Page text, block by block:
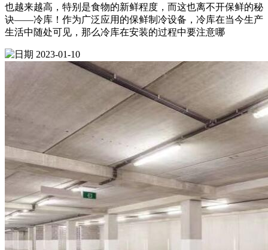
也越来越高，特别是食物的新鲜程度，而这也离不开保鲜的秘
诀——冷库！作为广泛应用的保鲜制冷设备，冷库在当今生产
生活中随处可见，那么冷库在安装的过程中要注意哪
2023-01-10